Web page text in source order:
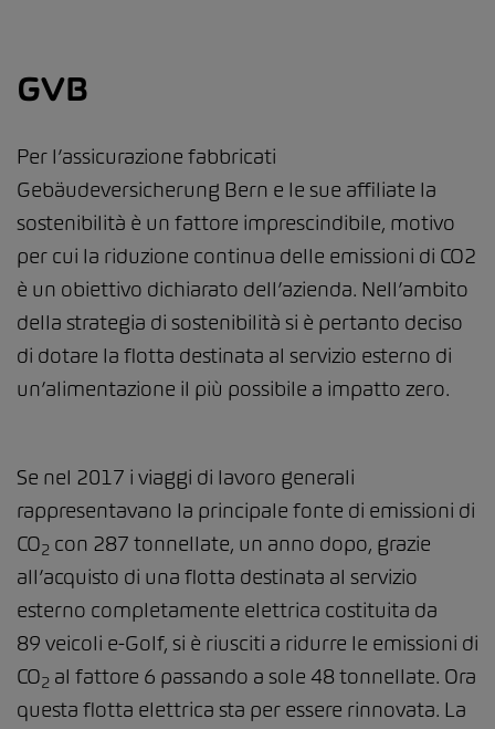
GVB
Per l’assicurazione fabbricati
Gebäudeversicherung Bern e le sue affiliate la
sostenibilità è un fattore imprescindibile, motivo
per cui la riduzione continua delle emissioni di CO2
è un obiettivo dichiarato dell’azienda. Nell’ambito
della strategia di sostenibilità si è pertanto deciso
di dotare la flotta destinata al servizio esterno di
un’alimentazione il più possibile a impatto zero.
Se nel 2017 i viaggi di lavoro generali
rappresentavano la principale fonte di emissioni di
CO2 con 287 tonnellate, un anno dopo, grazie
all’acquisto di una flotta destinata al servizio
esterno completamente elettrica costituita da
89 veicoli e-Golf, si è riusciti a ridurre le emissioni di
CO2 al fattore 6 passando a sole 48 tonnellate. Ora
questa flotta elettrica sta per essere rinnovata. La